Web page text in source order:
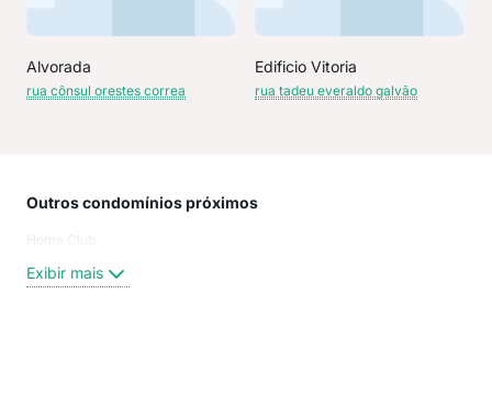
Alvorada
rua cônsul orestes correa
Edificio Vitoria
rua tadeu everaldo galvão
Outros condomínios próximos
Home Club
Exibir mais